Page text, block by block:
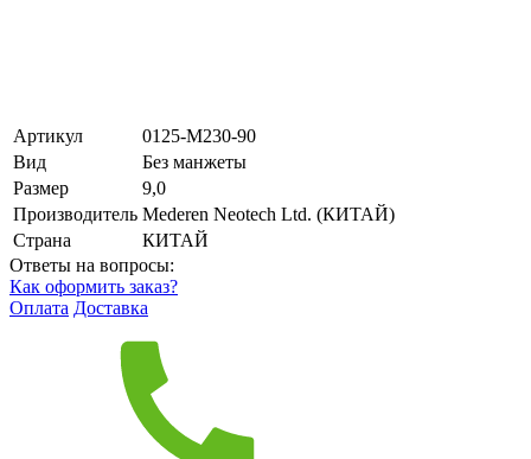
Артикул
0125-М230-90
Вид
Без манжеты
Размер
9,0
Производитель Mederen Neotech Ltd. (КИТАЙ)
Страна
КИТАЙ
Ответы на вопросы:
Как оформить заказ?
Оплата Доставка